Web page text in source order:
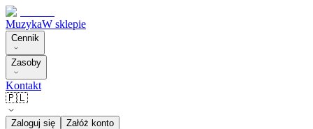
MuzykaW sklepie
Cennik
Zasoby
Kontakt
🇵🇱
Zaloguj się Załóż konto